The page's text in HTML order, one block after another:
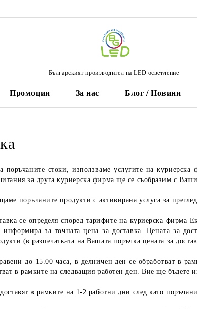
Българският производител на LED осветление
Промоции За нас Блог / Новини
поръчаните стоки, използваме услугите на
за друга куриерска фирма ще се съобразим с
поръчаните продукти с активирана услуга за
се определя според тарифите на куриерска
за точната цена за доставка. Цената за
(в разпечатката на Вашата поръчка цената за
до 15.00 часа, в делничен ден се обработват в
в рамките на следващия работен ден. Вие ще
в рамките на 1-2 работни дни след като